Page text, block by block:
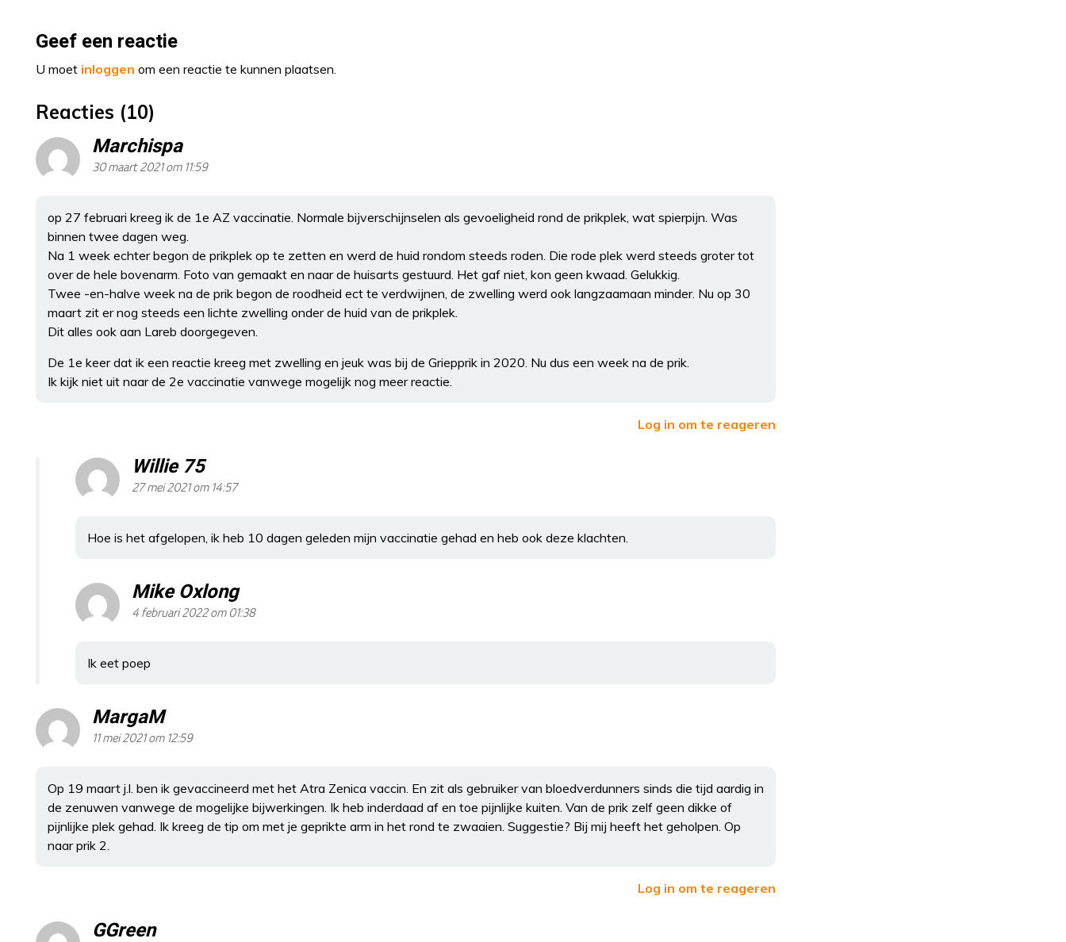
Geef een reactie
U moet inloggen om een reactie te kunnen plaatsen.
Reacties (10)
Marchispa
30 maart 2021 om 11:59
op 27 februari kreeg ik de 1e AZ vaccinatie. Normale bijverschijnselen als gevoeligheid rond de prikplek, wat spierpijn. Was
binnen twee dagen weg.
Na 1 week echter begon de prikplek op te zetten en werd de huid rondom steeds roden. Die rode plek werd steeds groter tot
over de hele bovenarm. Foto van gemaakt en naar de huisarts gestuurd. Het gaf niet, kon geen kwaad. Gelukkig.
Twee -en-halve week na de prik begon de roodheid ect te verdwijnen, de zwelling werd ook langzaamaan minder. Nu op 30
maart zit er nog steeds een lichte zwelling onder de huid van de prikplek.
Dit alles ook aan Lareb doorgegeven.
De 1e keer dat ik een reactie kreeg met zwelling en jeuk was bij de Griepprik in 2020. Nu dus een week na de prik.
Ik kijk niet uit naar de 2e vaccinatie vanwege mogelijk nog meer reactie.
Log in om te reageren
Willie 75
27 mei 2021 om 14:57
Hoe is het afgelopen, ik heb 10 dagen geleden mijn vaccinatie gehad en heb ook deze klachten.
Mike Oxlong
4 februari 2022 om 01:38
Ik eet poep
MargaM
11 mei 2021 om 12:59
Op 19 maart j.l. ben ik gevaccineerd met het Atra Zenica vaccin. En zit als gebruiker van bloedverdunners sinds die tijd aardig in
de zenuwen vanwege de mogelijke bijwerkingen. Ik heb inderdaad af en toe pijnlijke kuiten. Van de prik zelf geen dikke of
pijnlijke plek gehad. Ik kreeg de tip om met je geprikte arm in het rond te zwaaien. Suggestie? Bij mij heeft het geholpen. Op
naar prik 2.
Log in om te reageren
GGreen